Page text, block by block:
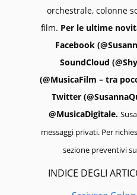
orchestrale, colonne
film. Per le ultime
Facebook
SoundCloud
(@MusicaFilm – tra
Twitter
@MusicaDigitale.
messaggi privati. Per
sezione preventivi
INDICE DEGLI